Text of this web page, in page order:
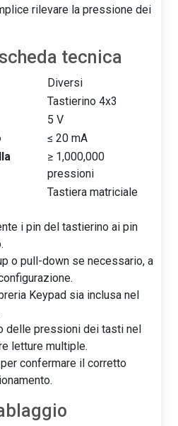
rilevare la pressione dei
tecnica
Diversi
Tastierino 4x3
5 V
≤ 20 mA
≥ 1,000,000
pressioni
Tastiera matriciale
i pin del tastierino ai pin
o pull-down se necessario, a
Keypad sia inclusa nel
delle pressioni dei tasti nel
letture multiple.
confermare il corretto